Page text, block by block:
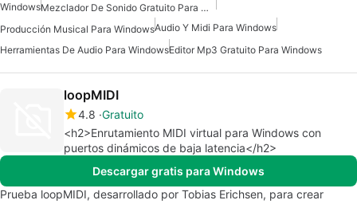
Windows
Mezclador De Sonido Gratuito Para Windows
Producción Musical Para WindowsAudio Y Midi Para Windows
Herramientas De Audio Para WindowsEditor Mp3 Gratuito Para Windows
loopMIDI
4.8 Gratuito
<h2>Enrutamiento MIDI virtual para Windows con
puertos dinámicos de baja latencia</h2>
Descargar gratis para Windows
Prueba loopMIDI, desarrollado por Tobias Erichsen, para crear